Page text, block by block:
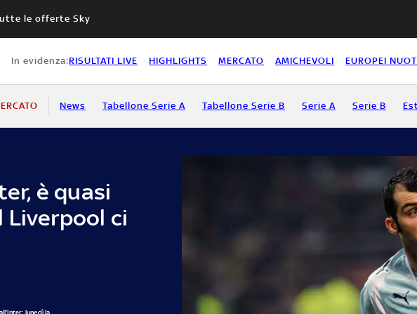
le offerte Sky
In evidenza:RISULTATI LIVE HIGHLIGHTS MERCATO AMICHEVOLI EUROPEI
News Tabellone Serie A Tabellone Serie B Serie A Serie B
è quasi
Liverpool ci
lunedì la